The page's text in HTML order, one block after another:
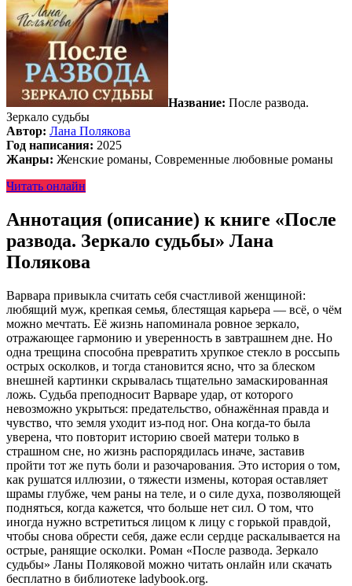
Название: После развода.
Зеркало судьбы
Автор: Лана Полякова
Год написания: 2025
Жанры: Женские романы, Современные любовные романы
Читать онлайн
Аннотация (описание) к книге «После
развода. Зеркало судьбы» Лана
Полякова
Варвара привыкла считать себя счастливой женщиной:
любящий муж, крепкая семья, блестящая карьера — всё, о чём
можно мечтать. Её жизнь напоминала ровное зеркало,
отражающее гармонию и уверенность в завтрашнем дне. Но
одна трещина способна превратить хрупкое стекло в россыпь
острых осколков, и тогда становится ясно, что за блеском
внешней картинки скрывалась тщательно замаскированная
ложь. Судьба преподносит Варваре удар, от которого
невозможно укрыться: предательство, обнажённая правда и
чувство, что земля уходит из-под ног. Она когда-то была
уверена, что повторит историю своей матери только в
страшном сне, но жизнь распорядилась иначе, заставив
пройти тот же путь боли и разочарования. Это история о том,
как рушатся иллюзии, о тяжести измены, которая оставляет
шрамы глубже, чем раны на теле, и о силе духа, позволяющей
подняться, когда кажется, что больше нет сил. О том, что
иногда нужно встретиться лицом к лицу с горькой правдой,
чтобы снова обрести себя, даже если сердце раскалывается на
острые, ранящие осколки. Роман «После развода. Зеркало
судьбы» Ланы Поляковой можно читать онлайн или скачать
бесплатно в библиотеке ladybook.org.